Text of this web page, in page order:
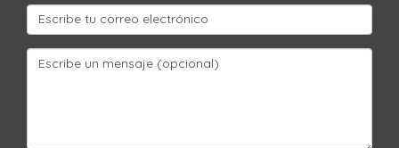
¿Existen regulaciones para los alquileres
cortos en Florida?
Sí, muchas ciudades tienen regulaciones específicas